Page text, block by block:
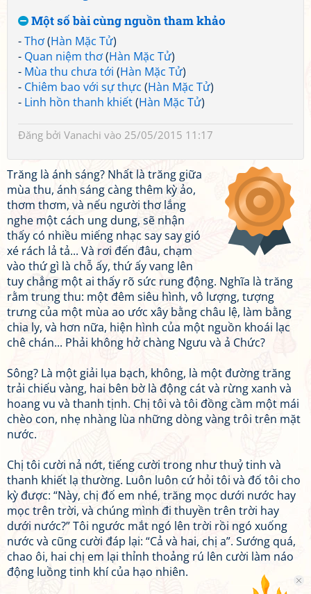
Một số bài cùng nguồn tham khảo
-Thơ(Hàn Mặc Tử)
- Quan niệm thơ(Hàn Mặc Tử)
- Mùa thu chưa tới (Hàn Mặc Tử)
- Chiêm bao với sự thực (Hàn Mặc Tử)
- Linh hồn thanh khiết(Hàn Mặc Tử)
Đăng bởi Vanachi vào 25/05/2015 11:17
Trăng là ánh sáng? Nhất là trăng giữa
mùa thu, ánh sáng càng thêm kỳ ảo,
thơm thơm, và nếu người thơ lắng
nghe một cách ung dung, sẽ nhận
thấy có nhiều miếng nhạc say say gió
xé rách lả tả... Và rơi đến đâu, chạm
vào thứ gì là chỗ ấy, thứ ấy vang lên
tuy chẳng một ai thấy rõ sức rung động. Nghĩa là trăng
rằm trung thu: một đêm siêu hình, vô lượng, tượng
trưng của một mùa ao ước xây bằng châu lệ, làm bằng
chia ly, và hơn nữa, hiện hình của một nguồn khoái lạc
chê chán... Phải không hở chàng Ngưu và ả Chức?
Sông? Là một giải lụa bạch, không, là một đường trăng
trải chiếu vàng, hai bên bờ là động cát và rừng xanh và
hoang vu và thanh tịnh. Chị tôi và tôi đồng cầm một mái
chèo con, nhẹ nhàng lùa những dòng vàng trôi trên mặt
nước.
Chị tôi cười nả nớt, tiếng cười trong như thuỷ tinh và
thanh khiết lạ thường. Luôn luôn cứ hỏi tôi và đố tôi cho
kỳ được: “Này, chị đố em nhé, trăng mọc dưới nước hay
mọc trên trời, và chúng mình đi thuyền trên trời hay
dưới nước?” Tôi ngước mắt ngó lên trời rồi ngó xuống
nước và cũng cười đáp lại: “Cả và hai, chị a”. Sướng quá,
chao ôi, hai chị em lại thỉnh thoảng rú lên cười làm náo
động luồng tinh khí của hạo nhiên.